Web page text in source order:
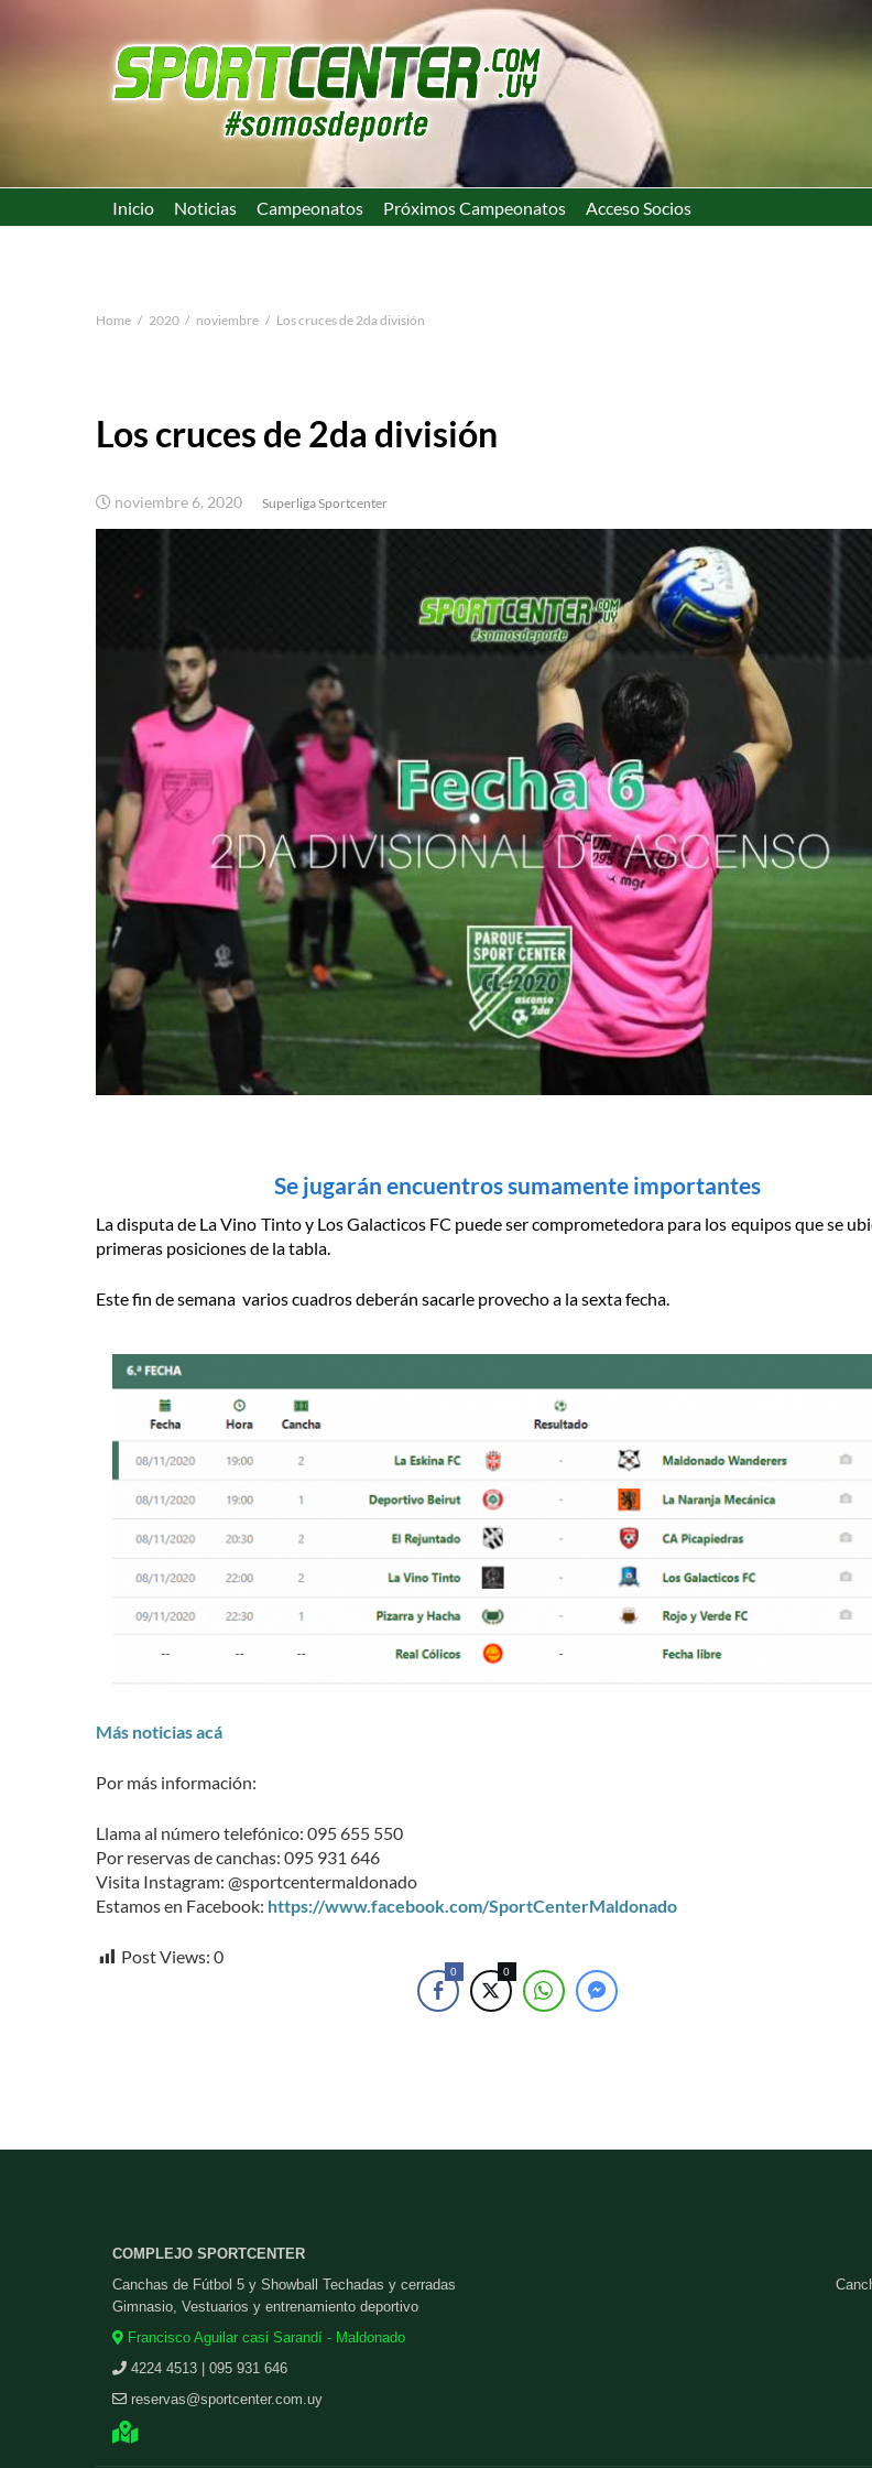
Inicio Noticias Campeonatos Próximos Campeonatos Acceso Socios
Home 2020 noviembre Los cruces de 2da división
Los cruces de 2da división
noviembre 6, 2020 Superliga Sportcenter
Se jugarán encuentros sumamente importantes
La disputa de La Vino Tinto y Los Galacticos FC puede ser comprometedora para los equipos que se
primeras posiciones de la tabla.
Este fin de semana varios cuadros deberán sacarle provecho a la sexta fecha.
Más noticias acá
Por más información:
Llama al número telefónico: 095 655 550
Por reservas de canchas: 095 931 646
Visita Instagram: @sportcentermaldonado
Estamos en Facebook: https://www.facebook.com/SportCenterMaldonado
Post Views: 0
0 0
COMPLEJO SPORTCENTER
Canchas de Fútbol 5 y Showball Techadas y cerradas
Gimnasio, Vestuarios y entrenamiento deportivo
Francisco Aguilar casi Sarandí - Maldonado
4224 4513 | 095 931 646
reservas@sportcenter.com.uy